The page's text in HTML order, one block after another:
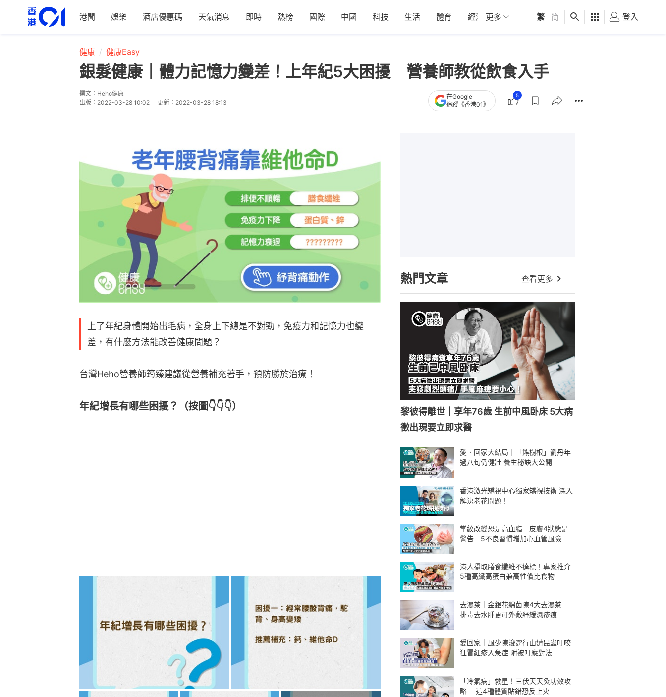
港聞 娛樂 酒店優惠碼 天氣消息 即時 熱榜 國際 中國 科技 生活 體育 經濟 01深圳 觀點 健康 好食玩飛
更多 繁 简 登入
健康 健康Easy
銀髮健康｜體力記憶力變差！上年紀5大困擾 營養師教從飲食入手
撰文： Heho健康
出版： 2022-03-28 10:02 更新： 2022-03-28 18:13
在Google
追蹤《香港01》
5
上了年紀身體開始出毛病，全身上下總是不對勁，免疫力和記憶力也變
差，有什麼方法能改善健康問題？
台灣Heho營養師筠臻建議從營養補充著手，預防勝於治療！
年紀增長有哪些困擾？（按圖👇👇👇）
熱門文章 查看更多
黎彼得離世｜享年76歲 生前中風卧床 5大病
徵出現要立即求醫
愛．回家大結局｜「熊樹根」劉丹年
過八旬仍健壯 養生秘訣大公開
香港激光矯視中心獨家矯視技術 深入
解決老花問題！
掌紋改變恐是高血脂 皮膚4狀態是
警告 5不良習慣增加心血管風險
港人攝取膳食纖維不達標！專家推介
5種高纖高蛋白兼高性價比食物
去濕茶｜金銀花綿茵陳4大去濕茶
排毒去水腫更可外敷紓緩濕疹痕
愛回家｜風少陳浚霆行山遭昆蟲叮咬
狂冒紅疹入急症 附被叮應對法
「冷氣病」救星！三伏天天灸功效攻
略 這4種體質貼錯恐反上火